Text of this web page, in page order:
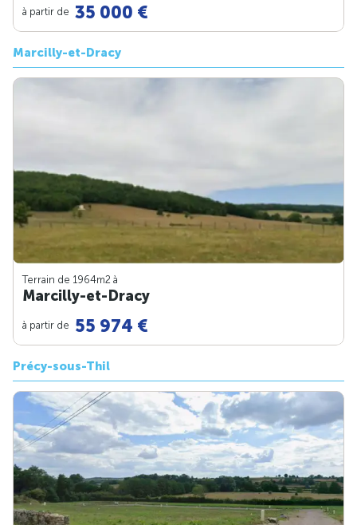
à partir de 35 000 €
Marcilly-et-Dracy
Terrain de 1964m2 à
Marcilly-et-Dracy
à partir de 55 974 €
Précy-sous-Thil